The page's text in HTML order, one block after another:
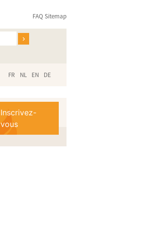
FAQ Sitemap
FR NL EN DE
Inscrivez-
vous